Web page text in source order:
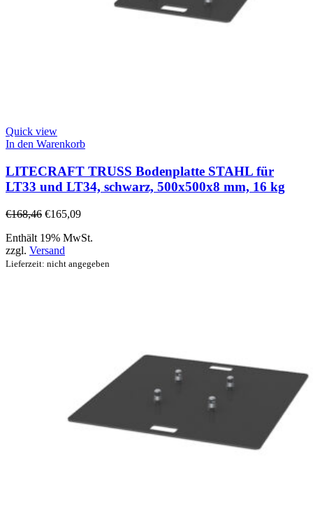
Quick view
In den Warenkorb
LITECRAFT TRUSS Bodenplatte STAHL für
LT33 und LT34, schwarz, 500x500x8 mm, 16 kg
€168,46 €165,09
Enthält 19% MwSt.
zzgl. Versand
Lieferzeit: nicht angegeben